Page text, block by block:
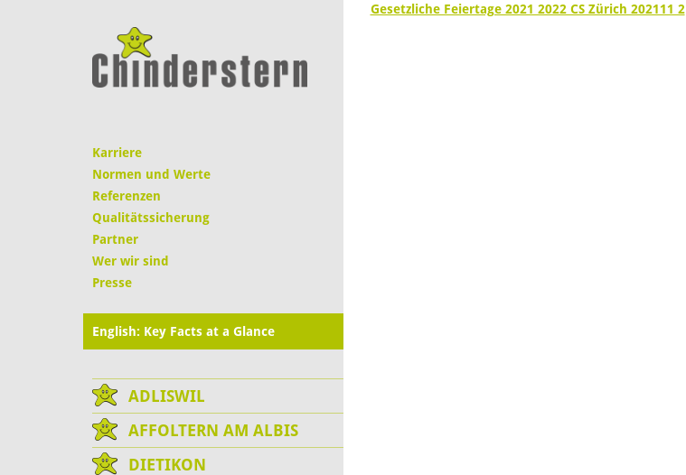
Karriere
Normen und Werte
Referenzen
Qualitätssicherung
Partner
Wer wir sind
Presse
English: Key Facts at a Glance
ADLISWIL
AFFOLTERN AM ALBIS
DIETIKON
Gesetzliche Feiertage 2021 2022 CS Zürich 202111 2